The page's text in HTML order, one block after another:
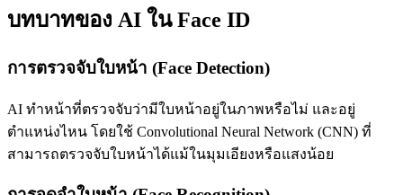
บทบาทของ AI ใน Face ID
การตรวจจับใบหน้า (Face Detection)
AI ทำหน้าที่ตรวจจับว่ามีใบหน้าอยู่ในภาพหรือไม่ และอยู่
ตำแหน่งไหน โดยใช้ Convolutional Neural Network (CNN) ที่
สามารถตรวจจับใบหน้าได้แม้ในมุมเอียงหรือแสงน้อย